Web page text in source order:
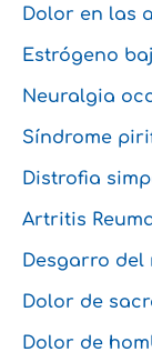
Dolor en las
Estrógeno
Neuralgia
Síndrome
Distrofia
Artritis
Desgarro
Dolor de
Dolor de